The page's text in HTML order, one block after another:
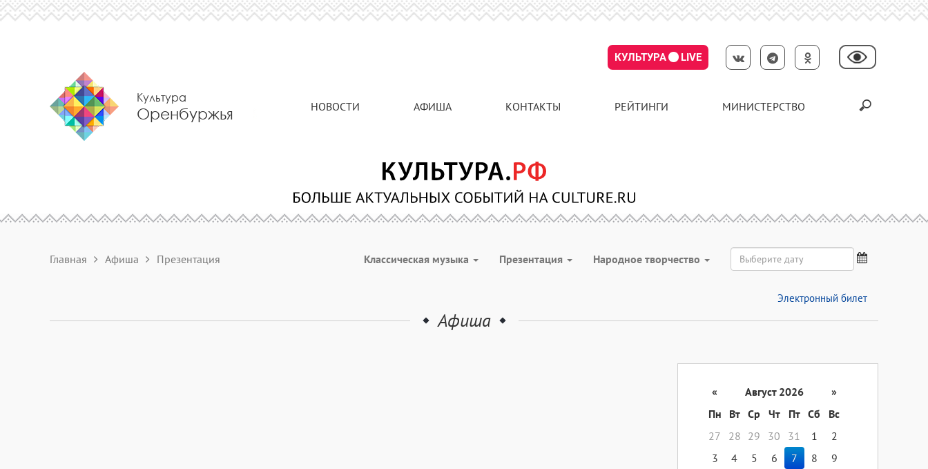
КУЛЬТУРА LIVE
Культура
Оренбуржья НОВОСТИ АФИША КОНТАКТЫ РЕЙТИНГИ МИНИСТЕРСТВО
Главная Афиша Презентация Классическая музыка Презентация Народное творчество
Электронный билет
Афиша
« Август 2026
»
Пн
Вт Ср Чт Пт Сб
Вс
27
28 29 30 31 1
2
3
4 5 6 7 8
9